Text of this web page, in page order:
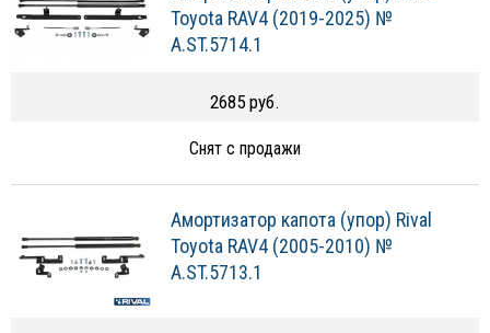
Toyota RAV4 (2019-2025) №
A.ST.5714.1
2685 руб.
Снят с продажи
Амортизатор капота (упор) Rival
Toyota RAV4 (2005-2010) №
A.ST.5713.1